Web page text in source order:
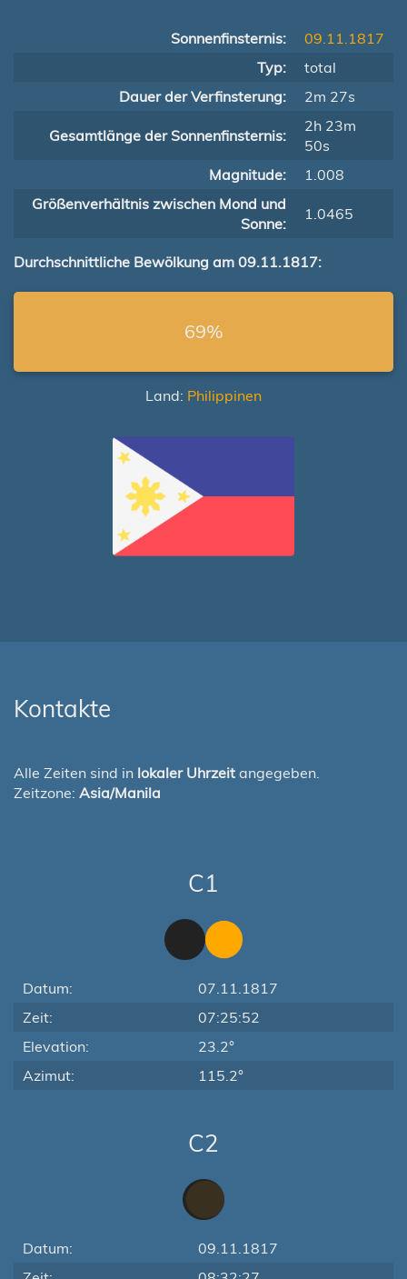
Sonnenfinsternis:
09.11.1817
Typ:
total
Dauer der Verfinsterung:
2m 27s
Gesamtlänge der Sonnenfinsternis:
2h 23m
50s
Magnitude:
1.008
Größenverhältnis zwischen Mond und
Sonne:
1.0465
Durchschnittliche Bewölkung am 09.11.1817:
69%
Land: Philippinen
Kontakte
Alle Zeiten sind in lokaler Uhrzeit angegeben.
Zeitzone: Asia/Manila
C1
Datum:
07.11.1817
Zeit:
07:25:52
Elevation:
23.2°
Azimut:
115.2°
C2
Datum:
09.11.1817